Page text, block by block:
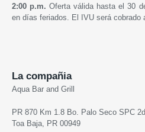
2:00 p.m.Oferta válida hasta el 30
en días feriados. El IVU será cobrado
La compañia
Aqua Bar and Grill
PR 870 Km 1.8 Bo. Palo Seco SPC
Toa Baja, PR 00949